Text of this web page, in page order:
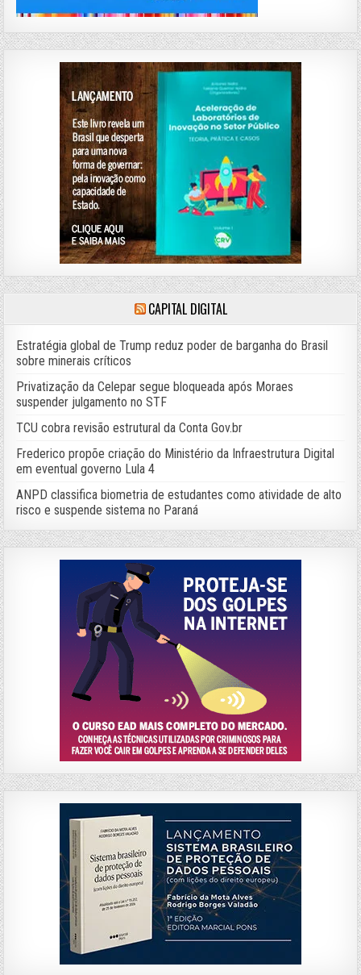
CAPITAL DIGITAL
Estratégia global de Trump reduz poder de barganha do Brasil
sobre minerais críticos
Privatização da Celepar segue bloqueada após Moraes
suspender julgamento no STF
TCU cobra revisão estrutural da Conta Gov.br
Frederico propõe criação do Ministério da Infraestrutura Digital
em eventual governo Lula 4
ANPD classifica biometria de estudantes como atividade de alto
risco e suspende sistema no Paraná